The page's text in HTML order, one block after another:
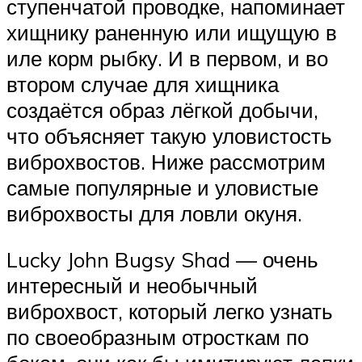
ступенчатой проводке, напоминает
хищнику раненную или ищущую в
иле корм рыбку. И в первом, и во
втором случае для хищника
создаётся образ лёгкой добычи,
что объясняет такую уловистость
виброхвостов. Ниже рассмотрим
самые популярные и уловистые
виброхвосты для ловли окуня.
Lucky John Bugsy Shad — очень
интересный и необычный
виброхвост, который легко узнать
по своеобразным отросткам по